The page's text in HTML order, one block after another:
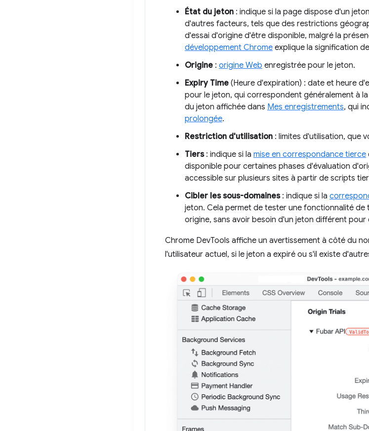
État du jeton : indique si la page dispose d'un
d'autres facteurs, tels que des restrictions
d'essai d'origine d'être disponible, malgré la
développement Chrome explique la signification
Origine : origine Web enregistrée pour le jeton.
Expiry Time (Heure d'expiration) : date et heure
pour le jeton, qui correspondent généralement à
du jeton affichée dans Mes enregistrements, qui
prolongée.
Restriction d'utilisation : limites d'utilisation, que
Tiers: indique si la mise en correspondance tierce
disponible pour certaines phases d'évaluation
accessible sur plusieurs sites à partir de scripts
Cibler les sous-domaines: indique si la
jeton. Cela permet de tester une fonctionnalité
origine, sans avoir besoin d'un jeton différent
Chrome DevTools affiche un avertissement à côté du
l'utilisateur actuel, si le jeton a expiré ou s'il existe